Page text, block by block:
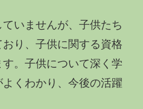
いませんが、子供たち
り、子供に関する資格
。子供について深く学
くわかり、今後の活躍